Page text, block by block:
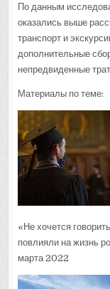
По данным
оказались выше
транспорт и
дополнительные
непредвиденные
Материалы по теме:
«Не хочется
повлияли на жизнь
марта 2022